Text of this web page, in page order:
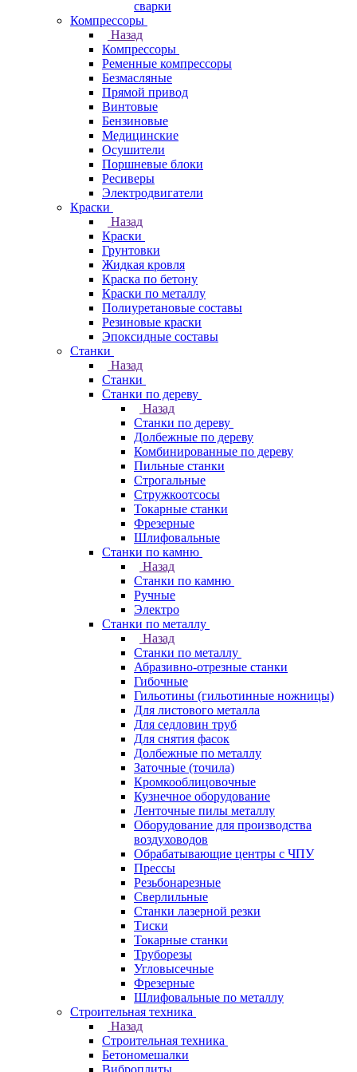
сварки
Компрессоры
Назад
Компрессоры
Ременные компрессоры
Безмасляные
Прямой привод
Винтовые
Бензиновые
Медицинские
Осушители
Поршневые блоки
Ресиверы
Электродвигатели
Краски
Назад
Краски
Грунтовки
Жидкая кровля
Краска по бетону
Краски по металлу
Полиуретановые составы
Резиновые краски
Эпоксидные составы
Станки
Назад
Станки
Станки по дереву
Назад
Станки по дереву
Долбежные по дереву
Комбинированные по дереву
Пильные станки
Строгальные
Стружкоотсосы
Токарные станки
Фрезерные
Шлифовальные
Станки по камню
Назад
Станки по камню
Ручные
Электро
Станки по металлу
Назад
Станки по металлу
Абразивно-отрезные станки
Гибочные
Гильотины (гильотинные ножницы)
Для листового металла
Для седловин труб
Для снятия фасок
Долбежные по металлу
Заточные (точила)
Кромкооблицовочные
Кузнечное оборудование
Ленточные пилы металлу
Оборудование для производства
воздуховодов
Обрабатывающие центры с ЧПУ
Прессы
Резьбонарезные
Сверлильные
Станки лазерной резки
Тиски
Токарные станки
Труборезы
Угловысечные
Фрезерные
Шлифовальные по металлу
Строительная техника
Назад
Строительная техника
Бетономешалки
Виброплиты